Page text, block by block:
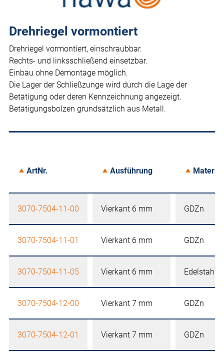
Drehriegel vormontiert
Drehriegel vormontiert, einschraubbar.
Rechts- und linksschließend einsetzbar.
Einbau ohne Demontage möglich.
Die Lager der Schließzunge wird durch die Lage der
Betätigung oder deren Kennzeichnung angezeigt.
Betätigungsbolzen grundsätzlich aus Metall.
ArtNr. Ausführung Material
3070-7504-11-00 Vierkant 6 mm GDZn
3070-7504-11-01 Vierkant 6 mm GDZn
3070-7504-11-05 Vierkant 6 mm Edelstahl
3070-7504-12-00 Vierkant 7 mm GDZn
3070-7504-12-01 Vierkant 7 mm GDZn